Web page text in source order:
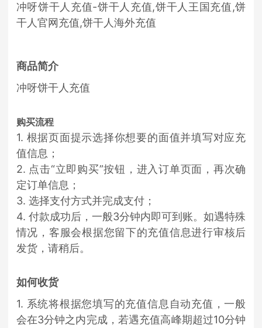
冲呀饼干人充值-饼干人充值,饼干人王国充值,饼
干人官网充值,饼干人海外充值
商品简介
冲呀饼干人充值
购买流程
1. 根据页面提示选择你想要的面值并填写对应充
值信息；
2. 点击“立即购买”按钮，进入订单页面，再次确
定订单信息；
3. 选择支付方式并完成支付；
4. 付款成功后，一般3分钟内即可到账。如遇特殊
情况，客服会根据您留下的充值信息进行审核后
发货，请稍后。
如何收货
1. 系统将根据您填写的充值信息自动充值，一般
会在3分钟之内完成，若遇充值高峰期超过10分钟